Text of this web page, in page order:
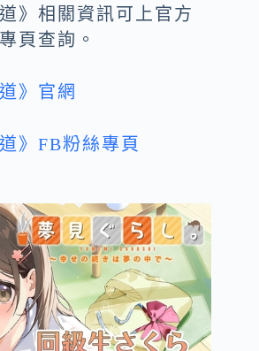
》相關資訊可上官方
頁查詢。
》官網
》FB粉絲專頁